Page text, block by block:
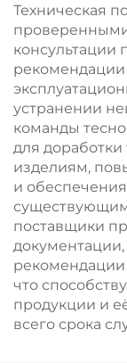
Техническая
консультации
устранении
команды
для доработки
изделиям,
и
поставщики
что
продукции и
всего срока